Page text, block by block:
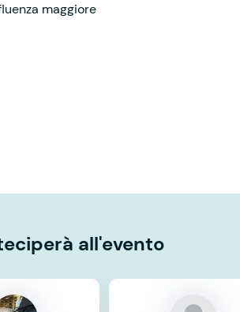
maggiore
all'evento